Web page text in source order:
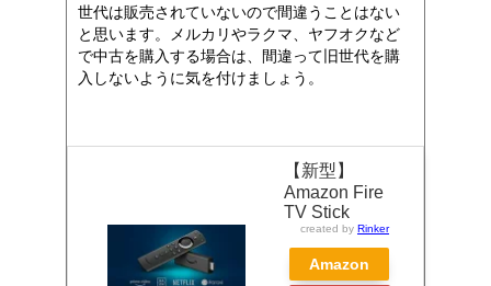
世代は販売されていないので間違うことはない
と思います。メルカリやラクマ、ヤフオクなど
で中古を購入する場合は、間違って旧世代を購
入しないように気を付けましょう。
【新型】
Amazon Fire
TV Stick
created by Rinker
Amazon